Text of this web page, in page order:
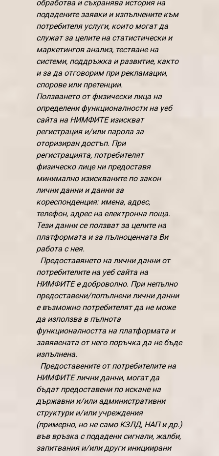
обработва и съхранява история на
подадените заявки и изпълнените към
потребителя услуги, които могат да
служат за целите на статистически и
маркетингов анализ, тестване на
системи, поддръжка и развитие, както
и за да отговорим при рекламации,
спорове или претенции.
Ползването от физически лица на
определени функционалности на уеб
сайта на НИМФИТЕ изискват
регистрация и/или парола за
оторизиран достъп. При
регистрацията, потребителят
физическо лице ни предоставя
минимално изискваните по закон
лични данни и данни за
кореспонденция: имена, адрес,
телефон, адрес на електронна поща.
Тези данни се ползват за целите на
платформата и за пълноценната Ви
работа с нея.
Предоставянето на лични данни от
потребителите на уеб сайта на
НИМФИТЕ е доброволно. При непълно
предоставени/попълнени лични данни
е възможно потребителят да не може
да използва в пълнота
функционалността на платформата и
завявената от него поръчка да не бъде
изпълнена.
Предоставените от потребителите на
НИМФИТЕ лични данни, могат да
бъдат предоставени по искане на
държавни и/или административни
структури и/или учреждения
(примерно, но не само КЗЛД, НАП и др.)
във връзка с подадени сигнали, жалби,
запитвания и/или други инициирани